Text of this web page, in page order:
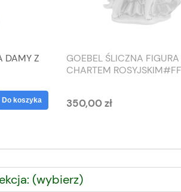
DAMY Z
Do koszyka
GOEBEL ŚLICZNA
CHARTEM
350,00 zł
(wybierz)